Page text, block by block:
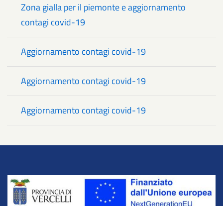
Zona gialla per il piemonte e aggiornamento
contagi covid-19
Aggiornamento contagi covid-19
Aggiornamento contagi covid-19
Aggiornamento contagi covid-19
Title